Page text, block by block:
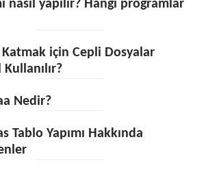
nasıl yapılır? Hangi programlar
için Cepli Dosyalar
Nedir?
Tablo Yapımı Hakkında